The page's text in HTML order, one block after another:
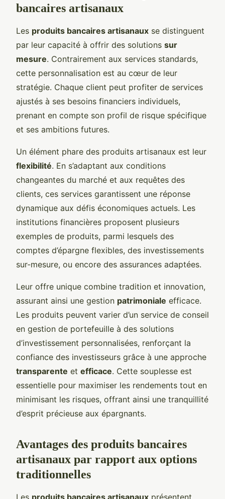
bancaires artisanaux
Les produits bancaires artisanaux se distinguent
par leur capacité à offrir des solutions sur
mesure. Contrairement aux services standards,
cette personnalisation est au cœur de leur
stratégie. Chaque client peut profiter de services
ajustés à ses besoins financiers individuels,
prenant en compte son profil de risque spécifique
et ses ambitions futures.
Un élément phare des produits artisanaux est leur
flexibilité. En s’adaptant aux conditions
changeantes du marché et aux requêtes des
clients, ces services garantissent une réponse
dynamique aux défis économiques actuels. Les
institutions financières proposent plusieurs
exemples de produits, parmi lesquels des
comptes d’épargne flexibles, des investissements
sur-mesure, ou encore des assurances adaptées.
Leur offre unique combine tradition et innovation,
assurant ainsi une gestion patrimoniale efficace.
Les produits peuvent varier d’un service de conseil
en gestion de portefeuille à des solutions
d’investissement personnalisées, renforçant la
confiance des investisseurs grâce à une approche
transparente et efficace. Cette souplesse est
essentielle pour maximiser les rendements tout en
minimisant les risques, offrant ainsi une tranquillité
d’esprit précieuse aux épargnants.
Avantages des produits bancaires
artisanaux par rapport aux options
traditionnelles
Les produits bancaires artisanaux présentent